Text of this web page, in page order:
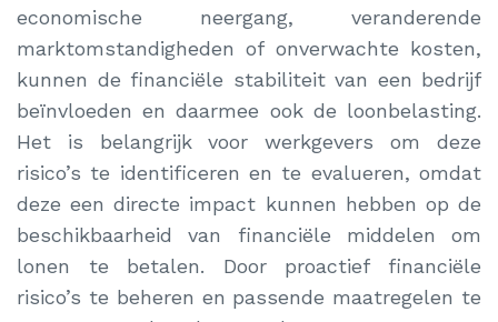
economische neergang, veranderende
marktomstandigheden of onverwachte kosten,
kunnen de financiële stabiliteit van een bedrijf
beïnvloeden en daarmee ook de loonbelasting.
Het is belangrijk voor werkgevers om deze
risico’s te identificeren en te evalueren, omdat
deze een directe impact kunnen hebben op de
beschikbaarheid van financiële middelen om
lonen te betalen. Door proactief financiële
risico’s te beheren en passende maatregelen te